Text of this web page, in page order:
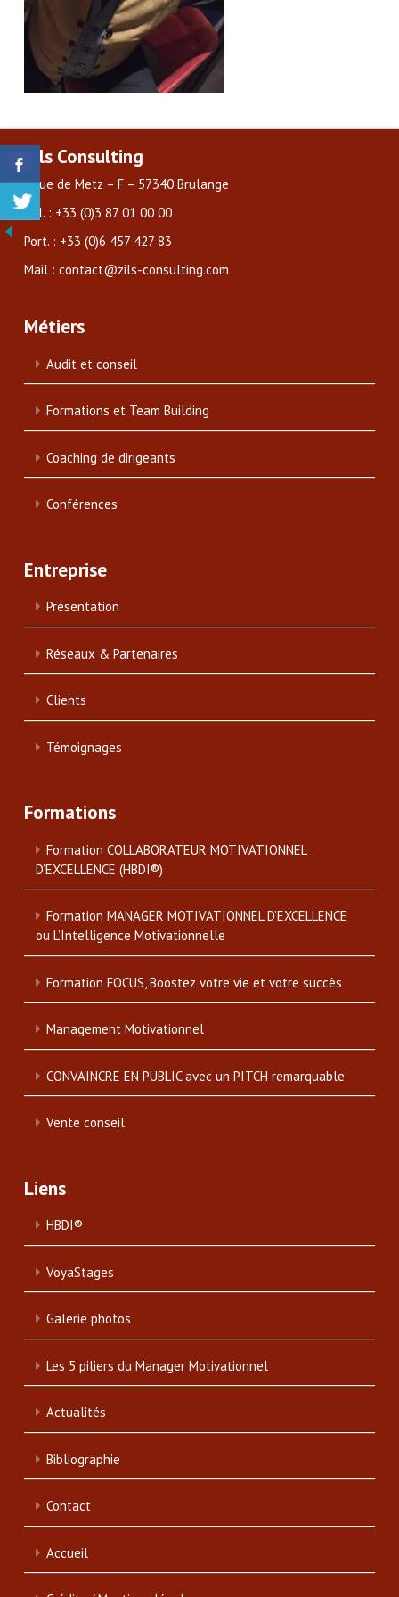
Zils Consulting
3 rue de Metz – F – 57340 Brulange
Tél. : +33 (0)3 87 01 00 00
Port. : +33 (0)6 457 427 83
Mail : contact@zils-consulting.com
Métiers
Audit et conseil
Formations et Team Building
Coaching de dirigeants
Conférences
Entreprise
Présentation
Réseaux & Partenaires
Clients
Témoignages
Formations
Formation COLLABORATEUR MOTIVATIONNEL
D’EXCELLENCE (HBDI®)
Formation MANAGER MOTIVATIONNEL D’EXCELLENCE
ou L’Intelligence Motivationnelle
Formation FOCUS, Boostez votre vie et votre succès
Management Motivationnel
CONVAINCRE EN PUBLIC avec un PITCH remarquable
Vente conseil
Liens
HBDI®
VoyaStages
Galerie photos
Les 5 piliers du Manager Motivationnel
Actualités
Bibliographie
Contact
Accueil